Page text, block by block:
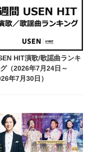
HIT演歌/歌謡曲ランキ
（2026年7月24日～
年7月30日）